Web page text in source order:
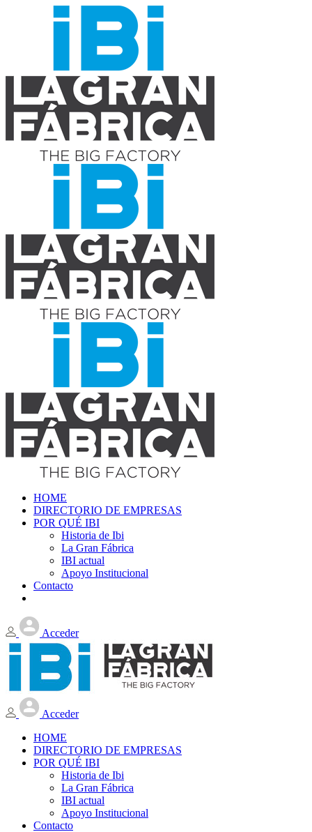
HOME
DIRECTORIO DE EMPRESAS
POR QUÉ IBI
Historia de Ibi
La Gran Fábrica
IBI actual
Apoyo Institucional
Contacto
Acceder
Acceder
HOME
DIRECTORIO DE EMPRESAS
POR QUÉ IBI
Historia de Ibi
La Gran Fábrica
IBI actual
Apoyo Institucional
Contacto